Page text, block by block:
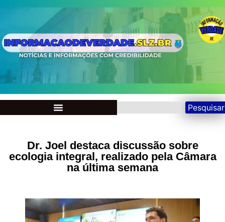
Pesquisar
Dr. Joel destaca discussão sobre
ecologia integral, realizado pela Câmara
na última semana